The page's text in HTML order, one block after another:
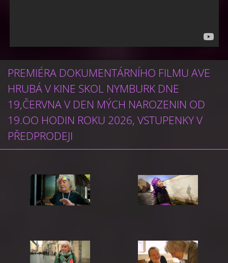
PREMIÉRA DOKUMENTÁRNÍHO FILMU AVE
HRUBÁ V KINE SKOL NYMBURK DNE
19,ČERVNA V DEN MÝCH NAROZENIN OD
19.OO HODIN ROKU 2026, VSTUPENKY V
PŘEDPRODEJI